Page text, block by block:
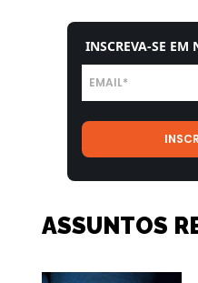
INSCREVA-SE EM
ASSUNTOS